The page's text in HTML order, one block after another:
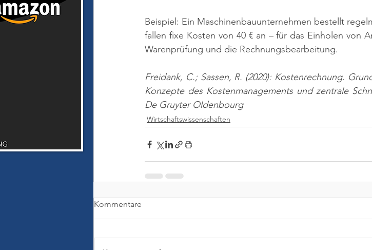
Beispiel: Ein Maschinenbauunternehmen bestellt
fallen fixe Kosten von 40 € an – für das Einholen von
Warenprüfung und die Rechnungsbearbeitung.
Freidank, C.; Sassen, R. (2020): Kostenrechnung.
Konzepte des Kostenmanagements und zentrale
De Gruyter Oldenbourg
Wirtschaftswissenschaften
Kommentare